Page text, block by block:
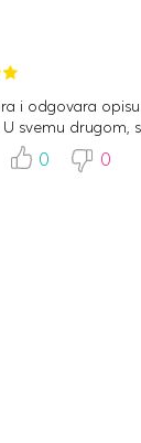
i odgovara
svemu drugom,
0 0